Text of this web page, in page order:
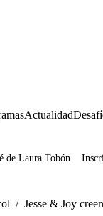
Actualidad
de Laura Tobón
/ Jesse & Joy